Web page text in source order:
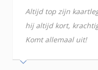
Altijd top zijn
hij altijd kort,
Komt allemaal uit!